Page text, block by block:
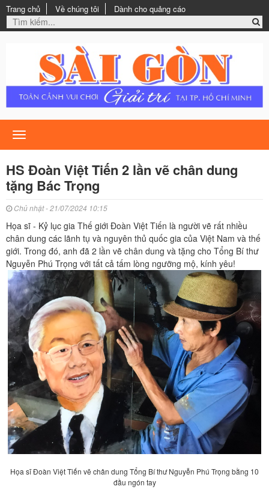
Trang chủ Về chúng tôi Dành cho quảng cáo
Toggle
navigation
HS Đoàn Việt Tiến 2 lần vẽ chân dung
tặng Bác Trọng
Chủ nhật - 21/07/2024 10:15
Họa sĩ - Kỷ lục gia Thế giới Đoàn Việt Tiến là người vẽ rất nhiều
chân dung các lãnh tụ và nguyên thủ quốc gia của Việt Nam và thế
giới. Trong đó, anh đã 2 lần vẽ chân dung và tặng cho Tổng Bí thư
Nguyễn Phú Trọng với tất cả tấm lòng ngưỡng mộ, kính yêu!
Họa sĩ Đoàn Việt Tiến vẽ chân dung Tổng Bí thư Nguyễn Phú Trọng bằng 10
đầu ngón tay